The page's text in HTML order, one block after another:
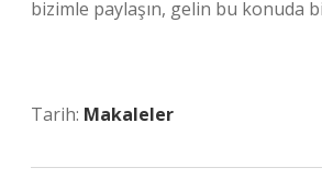
bizimle paylaşın, gelin bu konuda
Tarih: Makaleler